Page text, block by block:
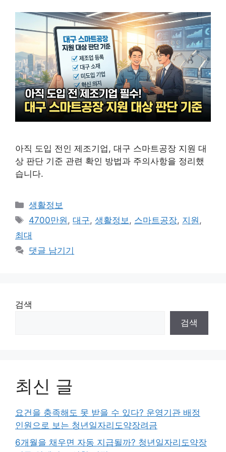
아직 도입 전인 제조기업, 대구 스마트공장 지원 대
상 판단 기준 관련 확인 방법과 주의사항을 정리했
습니다.
카
테
리
생활정보
태
그
4700만원,대구,생활정보, 스마트공장, 지원,
최대
댓글 남기기
검색
검색
최신 글
요건을 충족해도 못 받을 수 있다? 운영기관 배정
인원으로 보는 청년일자리도약장려금
6개월을 채우면 자동 지급될까? 청년일자리도약장